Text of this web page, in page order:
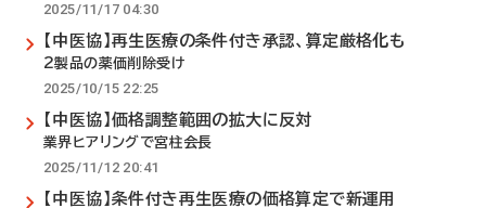
2025/11/17 04:30
【中医協】再生医療の条件付き承認、算定厳格化も
2製品の薬価削除受け
2025/10/15 22:25
【中医協】価格調整範囲の拡大に反対
業界ヒアリングで宮柱会長
2025/11/12 20:41
【中医協】条件付き再生医療の価格算定で新運用